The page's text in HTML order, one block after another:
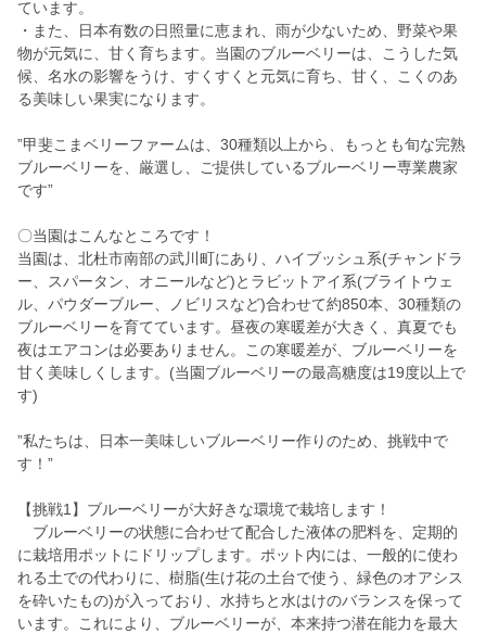
ています。
・また、日本有数の日照量に恵まれ、雨が少ないため、野菜や果
物が元気に、甘く育ちます。当園のブルーベリーは、こうした気
候、名水の影響をうけ、すくすくと元気に育ち、甘く、こくのあ
る美味しい果実になります。
”甲斐こまベリーファームは、30種類以上から、もっとも旬な完熟
ブルーベリーを、厳選し、ご提供しているブルーベリー専業農家
です”
〇当園はこんなところです！
当園は、北杜市南部の武川町にあり、ハイブッシュ系(チャンドラ
ー、スパータン、オニールなど)とラビットアイ系(ブライトウェ
ル、パウダーブルー、ノビリスなど)合わせて約850本、30種類の
ブルーベリーを育てています。昼夜の寒暖差が大きく、真夏でも
夜はエアコンは必要ありません。この寒暖差が、ブルーベリーを
甘く美味しくします。(当園ブルーベリーの最高糖度は19度以上で
す)
”私たちは、日本一美味しいブルーベリー作りのため、挑戦中で
す！”
【挑戦1】ブルーベリーが大好きな環境で栽培します！
ブルーベリーの状態に合わせて配合した液体の肥料を、定期的
に栽培用ポットにドリップします。ポット内には、一般的に使わ
れる土での代わりに、樹脂(生け花の土台で使う、緑色のオアシス
を砕いたもの)が入っており、水持ちと水はけのバランスを保って
います。これにより、ブルーベリーが、本来持つ潜在能力を最大